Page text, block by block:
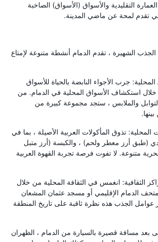
التقليدية والأسواق (الأسواق) الصاخبة
تقدم لمحة عن ماضي المدينة.
الشهيرة ، تقدم الدمام أنشطة متنوعة لإمتاع
جرب الأجواء النابضة بالحياة للأسواق
خلال استكشاف الأسواق المحلية في الدمام. من
والملابس ، ستجد مجموعة كبيرة من
تذوق المأكولات العربية الأصيلة ، بما في
(طبق أرز معطر ولحم) ، والكبسة (أرز متبل
متنوعة. لا تفوت فرصة تجربة القهوة العربية
الثقافية: انغمس في الثقافة المحلية من خلال
الدمام الإقليمي أو مسجد عثمان المشعان
الجذب هذه نظرة ثاقبة على تاريخ المنطقة
بعد مسافة قصيرة بالسيارة من الدمام ، الظهران